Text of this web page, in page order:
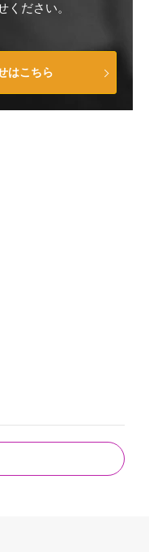
ください。
はこちら